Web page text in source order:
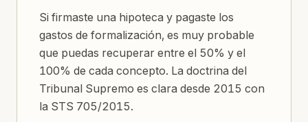
Si firmaste una hipoteca y pagaste los
gastos de formalización, es muy probable
que puedas recuperar entre el 50% y el
100% de cada concepto. La doctrina del
Tribunal Supremo es clara desde 2015 con
la STS 705/2015.